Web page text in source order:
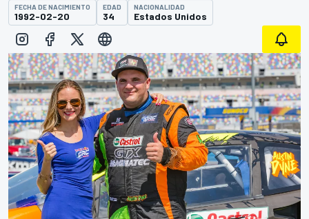
FECHA DE NACIMIENTO
1992-02-20
EDAD
34
NACIONALIDAD
Estados Unidos